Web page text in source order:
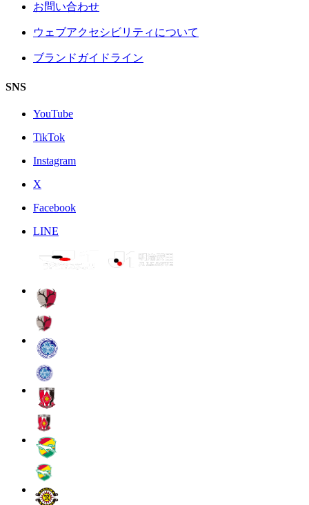
お問い合わせ
ウェブアクセシビリティについて
ブランドガイドライン
SNS
YouTube
TikTok
Instagram
X
Facebook
LINE